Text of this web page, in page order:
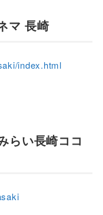
マ 長崎
index.html
らい長崎ココ